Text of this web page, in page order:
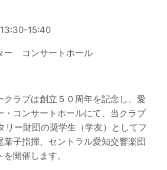
15:40
ー コンサートホール
クラブは創立５０周年を記念し、愛
・コンサートホールにて、当クラブ
リー財団の奨学生（学友）としてフ
葉子指揮、セントラル愛知交響楽団
開催します。